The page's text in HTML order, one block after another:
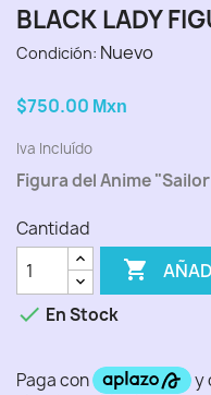
BLACK LADY
Condición: Nuevo
$750.00 Mxn
Iva Incluído
Figura del Anime
Cantidad

 En Stock